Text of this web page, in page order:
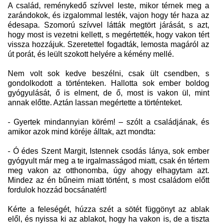
A család, reménykedő szívvel leste, mikor térnek meg a
zarándokok, és izgalommal lesték, vajon hogy tér haza az
édesapa. Szomorú szívvel látták megtört járását, s azt,
hogy most is vezetni kellett, s megértették, hogy vakon tért
vissza hozzájuk. Szeretettel fogadták, lemosta magáról az
út porát, és leült szokott helyére a kémény mellé.
Nem volt sok kedve beszélni, csak ült csendben, s
gondolkodott a történteken. Hallotta sok ember boldog
gyógyulását, ő is elment, de ő, most is vakon ül, mint
annak előtte. Aztán lassan megértette a történteket.
- Gyertek mindannyian körém! – szólt a családjának, és
amikor azok mind köréje álltak, azt mondta:
- Ó édes Szent Margit, Istennek csodás lánya, sok ember
gyógyult már meg a te irgalmasságod miatt, csak én tértem
meg vakon az otthonomba, úgy ahogy elhagytam azt.
Mindez az én bűneim miatt történt, s most családom előtt
fordulok hozzád bocsánatért!
Kérte a feleségét, húzza szét a sötét függönyt az ablak
elől, és nyissa ki az ablakot, hogy ha vakon is, de a tiszta